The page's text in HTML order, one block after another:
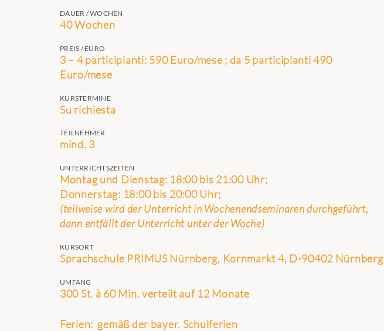
DAUER / WOCHEN
40 Wochen
PREIS / EURO
3 – 4 participianti: 590 Euro/mese ; da 5 participianti 490
Euro/mese
KURSTERMINE
Su richiesta
TEILNEHMER
mind. 3
UNTERRICHTSZEITEN
Montag und Dienstag: 18:00 bis 21:00 Uhr;
Donnerstag: 18:00 bis 20:00 Uhr;
(teilweise wird der Unterricht in Wochenendseminaren durchgeführt,
dann entfällt der Unterricht unter der Woche)
KURSORT
Sprachschule PRIMUS Nürnberg, Kornmarkt 4, D-90402 Nürnberg
UMFANG
300 St. à 60 Min. verteilt auf 12 Monate
Ferien: gemäß der bayer. Schulferien